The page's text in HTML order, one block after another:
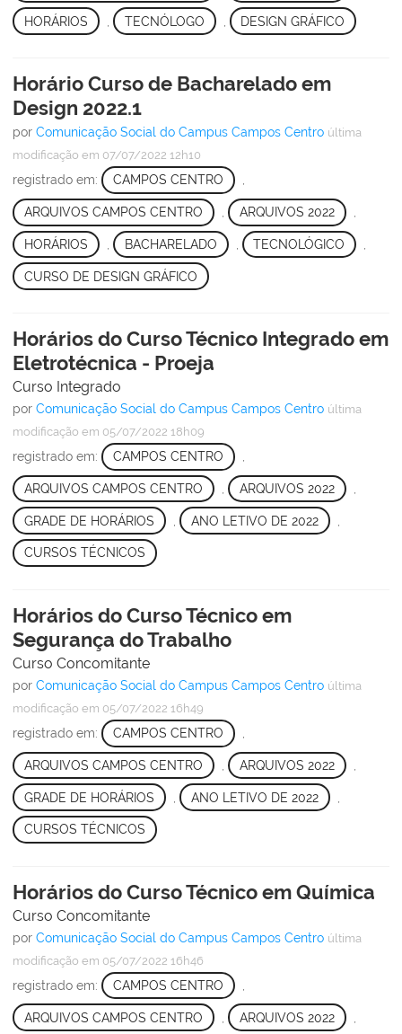
HORÁRIOS TECNÓLOGO DESIGN GRÁFICO
Horário Curso de Bacharelado em
Design 2022.1
por Comunicação Social do Campus Campos Centro última
modificação em 07/07/2022 12h10
registrado em: CAMPOS CENTRO ,
ARQUIVOS CAMPOS CENTRO ARQUIVOS 2022
HORÁRIOS BACHARELADO TECNOLÓGICO
CURSO DE DESIGN GRÁFICO
Horários do Curso Técnico Integrado em
Eletrotécnica - Proeja
Curso Integrado
por Comunicação Social do Campus Campos Centro última
modificação em 05/07/2022 18h09
registrado em: CAMPOS CENTRO ,
ARQUIVOS CAMPOS CENTRO ARQUIVOS 2022
GRADE DE HORÁRIOS ANO LETIVO DE 2022
CURSOS TÉCNICOS
Horários do Curso Técnico em
Segurança do Trabalho
Curso Concomitante
por Comunicação Social do Campus Campos Centro última
modificação em 05/07/2022 16h49
registrado em: CAMPOS CENTRO
ARQUIVOS CAMPOS CENTRO ARQUIVOS 2022
GRADE DE HORÁRIOS ANO LETIVO DE 2022
CURSOS TÉCNICOS
Horários do Curso Técnico em Química
Curso Concomitante
por Comunicação Social do Campus Campos Centro última
modificação em 05/07/2022 16h46
registrado em: CAMPOS CENTRO
ARQUIVOS CAMPOS CENTRO ARQUIVOS 2022